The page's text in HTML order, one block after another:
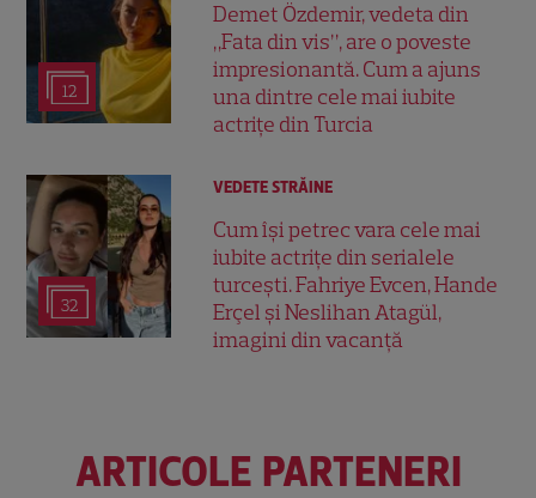
12
Demet Özdemir, vedeta din
„Fata din vis”, are o poveste
impresionantă. Cum a ajuns
una dintre cele mai iubite
actrițe din Turcia
32
VEDETE STRĂINE
Cum își petrec vara cele mai
iubite actrițe din serialele
turcești. Fahriye Evcen, Hande
Erçel și Neslihan Atagül,
imagini din vacanță
ARTICOLE PARTENERI